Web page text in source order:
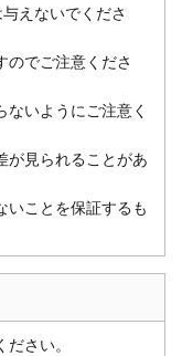
えないでくださ
のでご注意くださ
いようにご注意く
が見られることがあ
いことを保証するも
さい。